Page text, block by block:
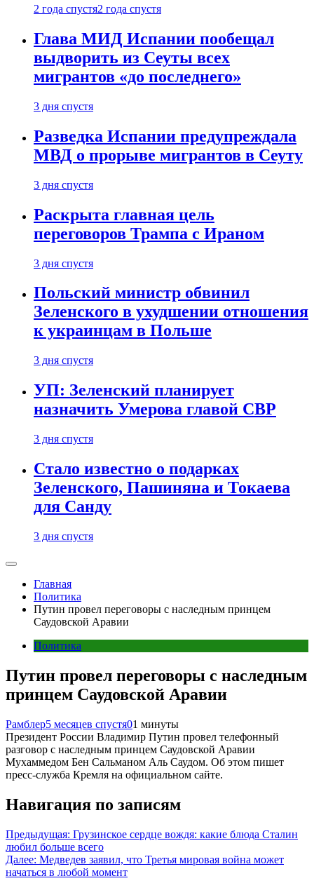
2 года спустя2 года спустя
Глава МИД Испании пообещал
выдворить из Сеуты всех
мигрантов «до последнего»
3 дня спустя
Разведка Испании предупреждала
МВД о прорыве мигрантов в Сеуту
3 дня спустя
Раскрыта главная цель
переговоров Трампа с Ираном
3 дня спустя
Польский министр обвинил
Зеленского в ухудшении отношения
к украинцам в Польше
3 дня спустя
УП: Зеленский планирует
назначить Умерова главой СВР
3 дня спустя
Стало известно о подарках
Зеленского, Пашиняна и Токаева
для Санду
3 дня спустя
Главная
Политика
Путин провел переговоры с наследным принцем
Саудовской Аравии
Политика
Путин провел переговоры с наследным
принцем Саудовской Аравии
Рамблер5 месяцев спустя01 минуты
Президент России Владимир Путин провел телефонный
разговор с наследным принцем Саудовской Аравии
Мухаммедом Бен Сальманом Аль Саудом. Об этом пишет
пресс-служба Кремля на официальном сайте.
Навигация по записям
Предыдущая: Грузинское сердце вождя: какие блюда Сталин
любил больше всего
Далее: Медведев заявил, что Третья мировая война может
начаться в любой момент